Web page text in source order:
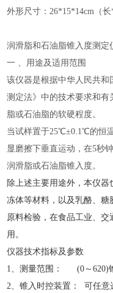
外形尺寸：26*15*14cm（
润滑脂和石油脂锥入度测定
一 、用途及适用范围
该仪器是根据中华人民共和
测定法》中的技术要求和
脂或石油脂的软硬程度。
当试样置于25℃±0.1℃的恒
显磨擦下垂直运动，在5秒
润滑脂或石油脂锥入度。
除上述主要用途外，本仪器
冻体等材料，以及乳酪、糖
原料检验，在食品工业、
用。
仪器技术指标及参数
1、测量范围： (0～620)
2、锥入时控装置： 可任意